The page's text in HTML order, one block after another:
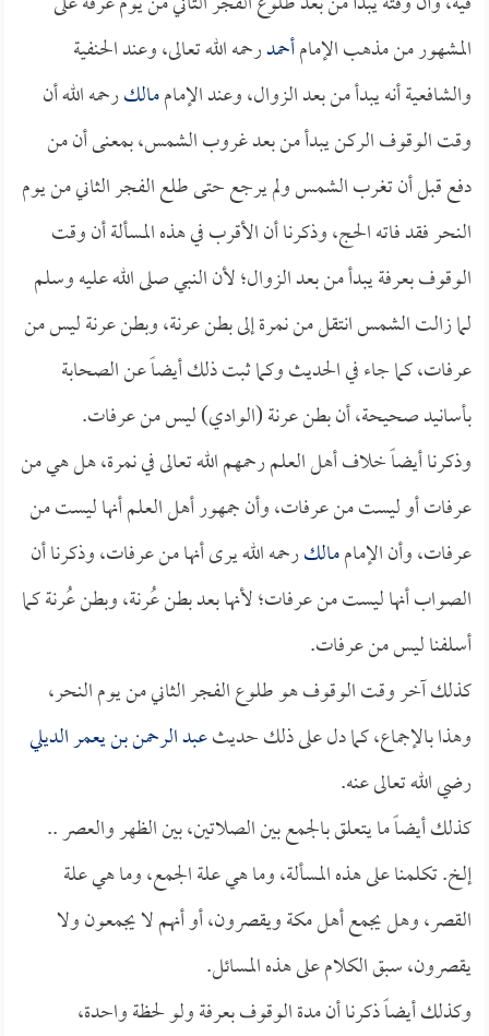
المشهور من مذهب الإمامأحمدرحمه الله تعالى، وعند الحنفية
والشافعية أنه يبدأ من بعد الزوال، وعند الإماممالكرحمه الله أن
وقت الوقوف الركن يبدأ من بعد غروب الشمس، بمعنى أن من
دفع قبل أن تغرب الشمس ولم يرجع حتى طلع الفجر الثاني من يوم
النحر فقد فاته الحج، وذكرنا أن الأقرب في هذه المسألة أن وقت
الوقوف بعرفة يبدأ من بعد الزوال؛ لأن النبي صلى الله عليه وسلم
لما زالت الشمس انتقل من نمرة إلى بطن عرنة، وبطن عرنة ليس من
عرفات، كما جاء في الحديث وكما ثبت ذلك أيضاً عن الصحابة
بأسانيد صحيحة، أن بطن عرنة (الوادي) ليس من عرفات.
وذكرنا أيضاً خلاف أهل العلم رحمهم الله تعالى في نمرة، هل هي من
عرفات أو ليست من عرفات، وأن جمهور أهل العلم أنها ليست من
عرفات، وأن الإماممالكرحمه الله يرى أنها من عرفات، وذكرنا أن
الصواب أنها ليست من عرفات؛ لأنها بعد بطن عُرنة، وبطن عُرنة كما
أسلفنا ليس من عرفات.
كذلك آخر وقت الوقوف هو طلوع الفجر الثاني من يوم النحر،
وهذا بالإجماع، كما دل على ذلك حديثعبد الرحمن بن يعمر الديلي
رضي الله تعالى عنه.
كذلك أيضاً ما يتعلق بالجمع بين الصلاتين، بين الظهر والعصر ..
إلخ. تكلمنا على هذه المسألة، وما هي علة الجمع، وما هي علة
القصر، وهل يجمع أهل مكة ويقصرون، أو أنهم لا يجمعون ولا
يقصرون، سبق الكلام على هذه المسائل.
وكذلك أيضاً ذكرنا أن مدة الوقوف بعرفة ولو لحظة واحدة،